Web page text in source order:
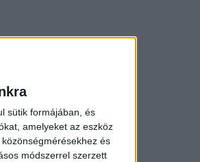
sütik formájában, és
amelyeket az eszköz
és
módszerrel szerzett